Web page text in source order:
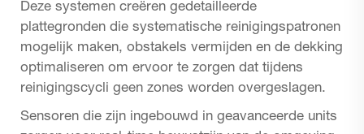
Deze systemen creëren gedetailleerde
plattegronden die systematische reinigingspatronen
mogelijk maken, obstakels vermijden en de dekking
optimaliseren om ervoor te zorgen dat tijdens
reinigingscycli geen zones worden overgeslagen.
Sensoren die zijn ingebouwd in geavanceerde units